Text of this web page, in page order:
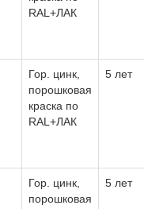
RAL+ЛАК
Гор. цинк,
порошковая
краска по
RAL+ЛАК
5 лет
Гор. цинк,
порошковая
5 лет